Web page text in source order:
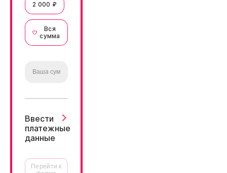
2 000 ₽
Вся
сумма
Ввести
платежные
данные
Перейти к